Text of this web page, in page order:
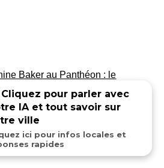
Baker au Panthéon : le
Cliquez pour parler avec
IA et tout savoir sur
ville
ici pour infos locales et
rapides